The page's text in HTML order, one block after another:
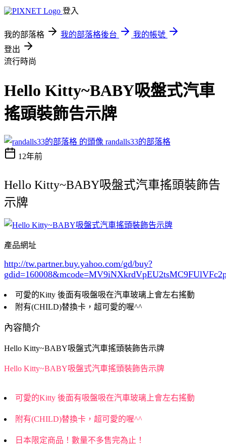
登入
我的部落格 我的部落格後台
我的帳號
登出
流行時尚
Hello Kitty~BABY吸盤式汽車
搖頭裝飾告示牌
randalls33的部落格
12年前
Hello Kitty~BABY吸盤式汽車搖頭裝飾告
示牌
產品網址
http://tw.partner.buy.yahoo.com/gd/buy?
gdid=160008
可愛的Kitty 後面有吸盤吸在汽車玻璃上會左右搖動
附有(CHILD)替換卡，超可愛的喔^^
內容簡介
Hello Kitty~BABY吸盤式汽車搖頭裝飾告示牌
Hello Kitty~BABY吸盤式汽車搖頭裝飾告示牌
可愛的Kitty 後面有吸盤吸在汽車玻璃上會左右搖動
附有(CHILD)替換卡，超可愛的喔^^
日本限定商品！數量不多售完為止！